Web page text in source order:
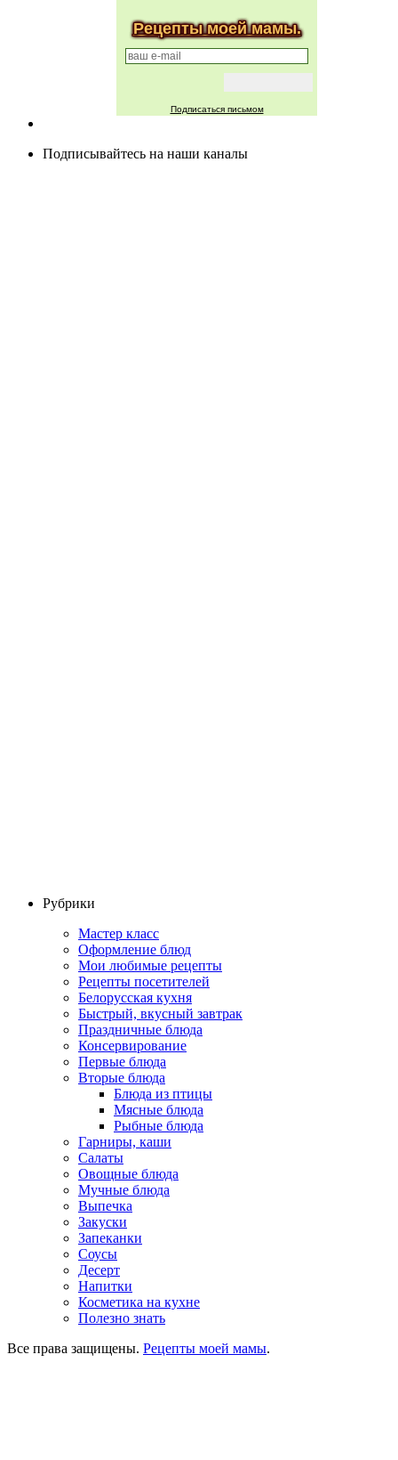
Рецепты моей мамы.
Подписаться письмом
Подписывайтесь на наши каналы
Рубрики
Мастер класс
Оформление блюд
Мои любимые рецепты
Рецепты посетителей
Белорусская кухня
Быстрый, вкусный завтрак
Праздничные блюда
Консервирование
Первые блюда
Вторые блюда
Блюда из птицы
Мясные блюда
Рыбные блюда
Гарниры, каши
Салаты
Овощные блюда
Мучные блюда
Выпечка
Закуски
Запеканки
Соусы
Десерт
Напитки
Косметика на кухне
Полезно знать
Все права защищены. Рецепты моей мамы.